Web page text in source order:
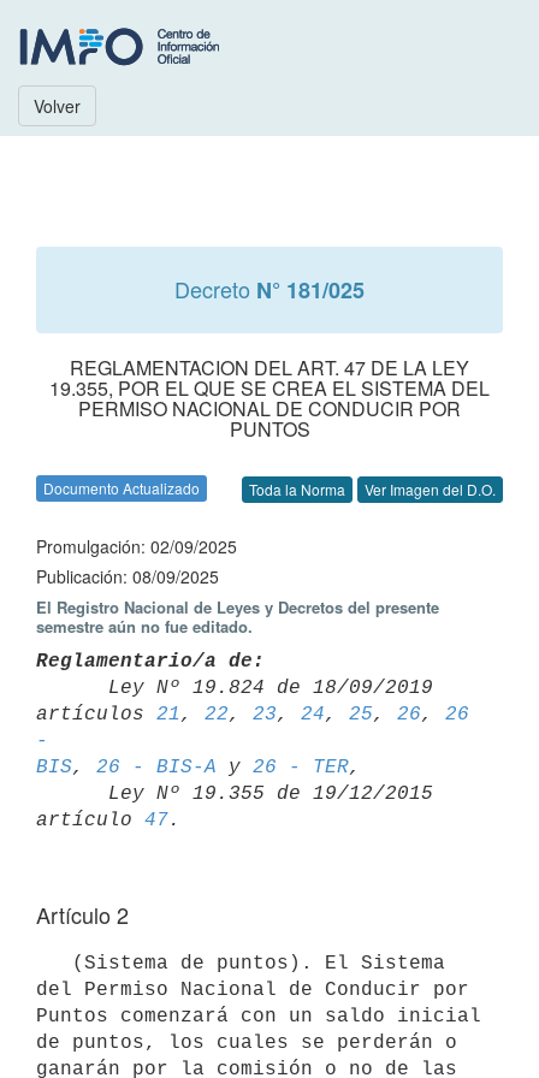
Volver
Decreto N° 181/025
REGLAMENTACION DEL ART. 47 DE LA LEY
19.355, POR EL QUE SE CREA EL SISTEMA DEL
PERMISO NACIONAL DE CONDUCIR POR
PUNTOS
Documento Actualizado Toda la Norma Ver Imagen del D.O.
Promulgación: 02/09/2025
Publicación: 08/09/2025
El Registro Nacional de Leyes y Decretos del presente
semestre aún no fue editado.
Reglamentario/a de:
artículos 21 , 22, 23, 24, 25, 26, 26
-
BIS, 26 - BIS-A y 26 - TER,
artículo 47
Artículo 2
del Permiso Nacional de Conducir por
Puntos comenzará con un saldo inicial
de puntos, los cuales se perderán o
ganarán por la comisión o no de las